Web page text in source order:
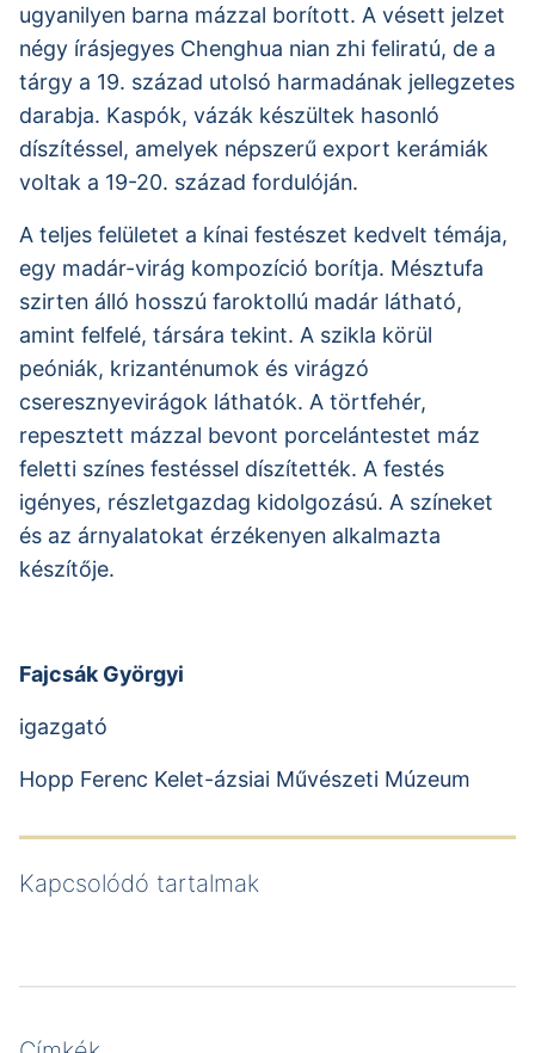
ugyanilyen barna mázzal borított. A vésett jelzet
négy írásjegyes Chenghua nian zhi feliratú, de a
tárgy a 19. század utolsó harmadának jellegzetes
darabja. Kaspók, vázák készültek hasonló
díszítéssel, amelyek népszerű export kerámiák
voltak a 19-20. század fordulóján.
A teljes felületet a kínai festészet kedvelt témája,
egy madár-virág kompozíció borítja. Mésztufa
szirten álló hosszú faroktollú madár látható,
amint felfelé, társára tekint. A szikla körül
peóniák, krizanténumok és virágzó
cseresznyevirágok láthatók. A törtfehér,
repesztett mázzal bevont porcelántestet máz
feletti színes festéssel díszítették. A festés
igényes, részletgazdag kidolgozású. A színeket
és az árnyalatokat érzékenyen alkalmazta
készítője.
Fajcsák Györgyi
igazgató
Hopp Ferenc Kelet-ázsiai Művészeti Múzeum
Kapcsolódó tartalmak